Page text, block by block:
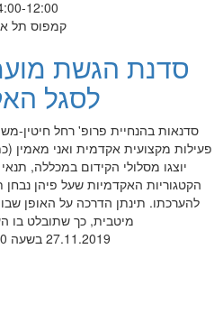
12:00
קמפוס תל
סדנת הגשת
לסגל
סדנאות בהנחיית פרופ' רחל חיטין-
פעילות מקצועית אקדמית ואני מאמין
יוצגו מסלולי הקידום במכללה,
הקטגוריות האקדמיות שעל פיהן נבחן
להערכתו. תינתן הדרכה על האופן
מיטבית, כך שתובלט בו
27.11.2019 בשעה 14:00-12:00